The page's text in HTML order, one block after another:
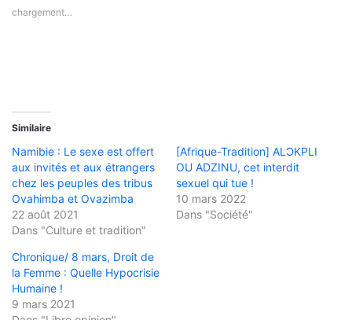
chargement…
Similaire
Namibie : Le sexe est offert
aux invités et aux étrangers
chez les peuples des tribus
Ovahimba et Ovazimba
22 août 2021
Dans "Culture et tradition"
[Afrique-Tradition] ALƆKPLI
OU ADZINU, cet interdit
sexuel qui tue !
10 mars 2022
Dans "Société"
Chronique/ 8 mars, Droit de
la Femme : Quelle Hypocrisie
Humaine !
9 mars 2021